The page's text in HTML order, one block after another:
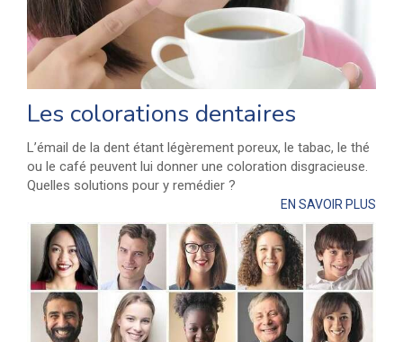
Les colorations dentaires
L’émail de la dent étant légèrement poreux, le tabac, le thé
ou le café peuvent lui donner une coloration disgracieuse.
Quelles solutions pour y remédier ?
EN SAVOIR PLUS